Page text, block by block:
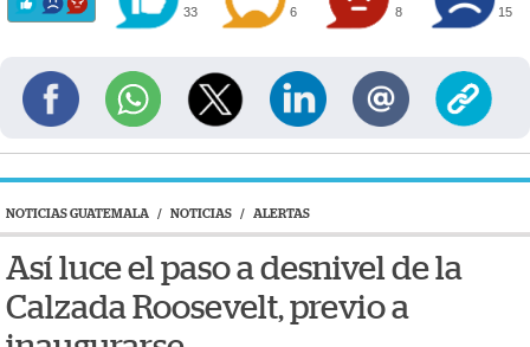
33 6 8 15
NOTICIAS GUATEMALA / NOTICIAS / ALERTAS
Así luce el paso a desnivel de la
Calzada Roosevelt, previo a